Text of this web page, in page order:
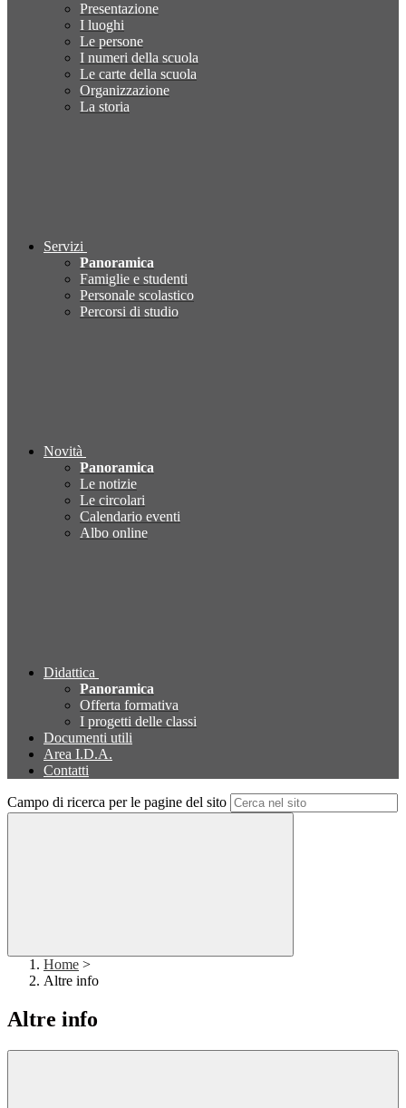
Presentazione
I luoghi
Le persone
I numeri della scuola
Le carte della scuola
Organizzazione
La storia
Servizi
Panoramica
Famiglie e studenti
Personale scolastico
Percorsi di studio
Novità
Panoramica
Le notizie
Le circolari
Calendario eventi
Albo online
Didattica
Panoramica
Offerta formativa
I progetti delle classi
Documenti utili
Area I.D.A.
Contatti
Campo di ricerca per le pagine del sito
Home >
Altre info
Altre info